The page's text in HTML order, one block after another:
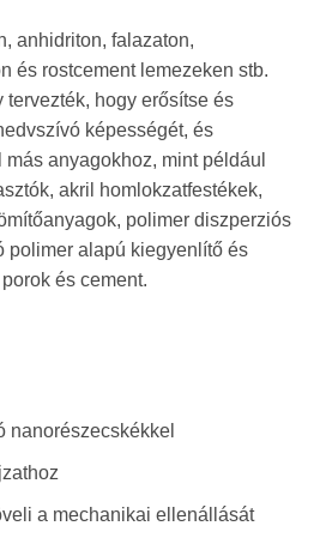
anhidriton, falazaton,
és rostcement lemezeken stb.
hogy erősítse és
képességét, és
anyagokhoz, mint például
akril homlokzatfestékek,
polimer diszperziós
polimer alapú kiegyenlítő és
és cement.
nanorészecskékkel
a mechanikai ellenállását